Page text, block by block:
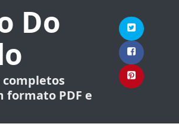
Do
formato PDF e